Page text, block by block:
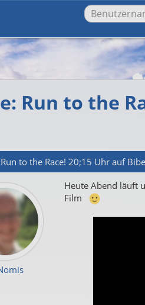
Run to the
to the Race! 20;15 Uhr auf
Heute Abend läuft
Film